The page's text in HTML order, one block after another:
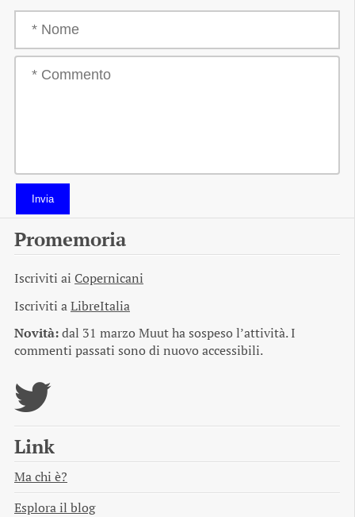
Invia
Promemoria
Iscriviti ai Copernicani
Iscriviti aLibreItalia
Novità:dal 31 marzo Muut ha sospeso l’attività. I
commenti passati sono di nuovo accessibili.
Link
Ma chi è?
Esplora il blog